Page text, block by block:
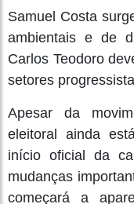
Samuel Costa
ambientais e de
Carlos Teodoro
setores
Apesar da
eleitoral ainda
início oficial da
mudanças
começará a